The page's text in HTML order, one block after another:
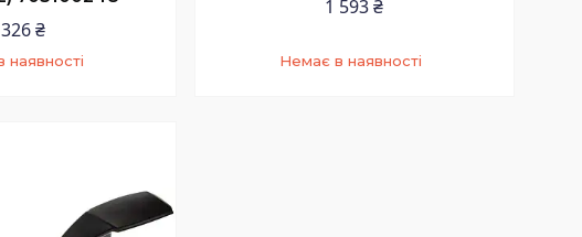
₴
1 593 ₴
Немає в наявності